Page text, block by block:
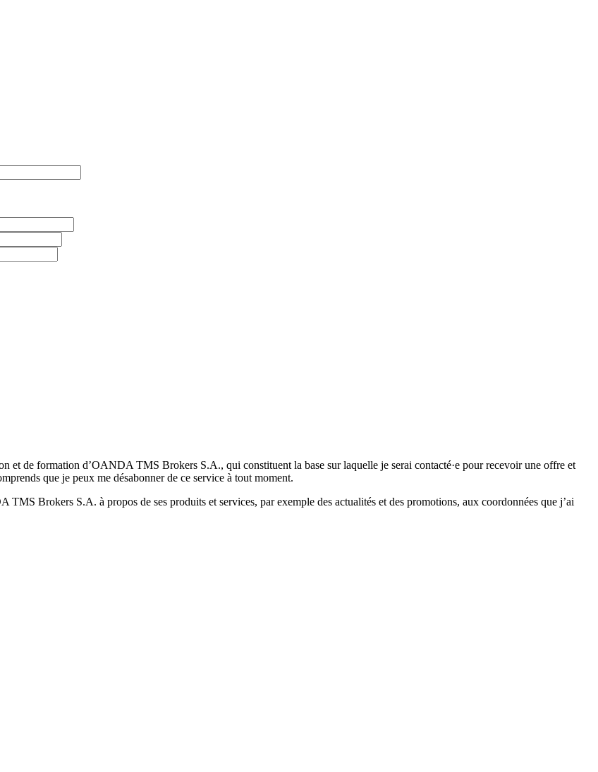
et de formation d’OANDA TMS Brokers S.A., qui constituent la base sur laquelle je serai contacté·e pour recevoir une offre et
que je peux me désabonner de ce service à tout moment.
TMS Brokers S.A. à propos de ses produits et services, par exemple des actualités et des promotions, aux coordonnées que j’ai